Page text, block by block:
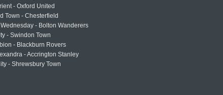
- Oxford United
Town - Chesterfield
- Bolton Wanderers
- Swindon Town
- Blackburn Rovers
- Accrington Stanley
- Shrewsbury Town